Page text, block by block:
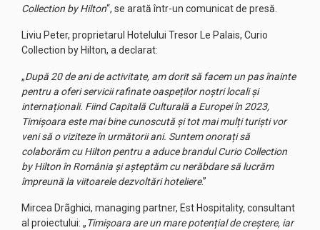
Collection by Hilton“, se arată într-un comunicat de presă.
Liviu Peter, proprietarul Hotelului Tresor Le Palais, Curio
Collection by Hilton, a declarat:
„După 20 de ani de activitate, am dorit să facem un pas înainte
pentru a oferi servicii rafinate oaspeților noștri locali și
internaționali. Fiind Capitală Culturală a Europei în 2023,
Timișoara este mai bine cunoscută și tot mai mulți turiști vor
veni să o viziteze în următorii ani. Suntem onorați să
colaborăm cu Hilton pentru a aduce brandul Curio Collection
by Hilton în România și așteptăm cu nerăbdare să lucrăm
împreună la viitoarele dezvoltări hoteliere.”
Mircea Drãghici, managing partner, Est Hospitality, consultant
al proiectului: „Timișoara are un mare potențial de creștere, iar